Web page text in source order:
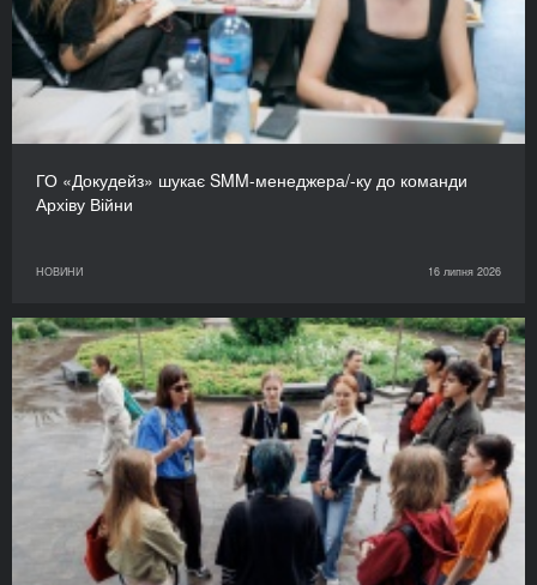
ГО «Докудейз» шукає SMM-менеджера/-ку до команди
Архіву Війни
НОВИНИ 16 липня 2026